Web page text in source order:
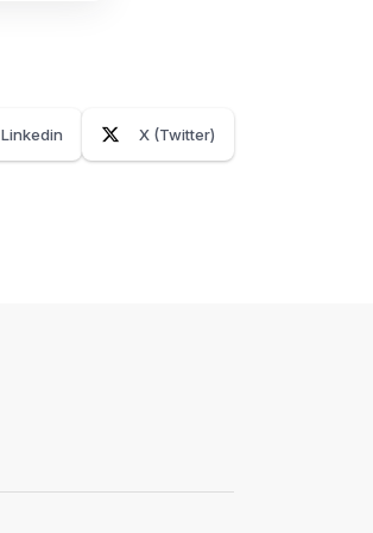
Linkedin X (Twitter)